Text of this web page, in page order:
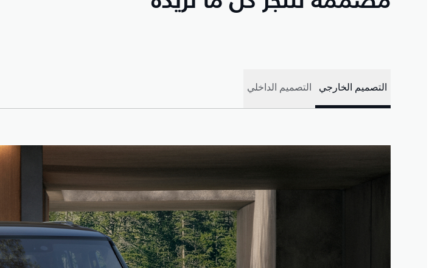
التصميم الخارجي التصميم الداخلي